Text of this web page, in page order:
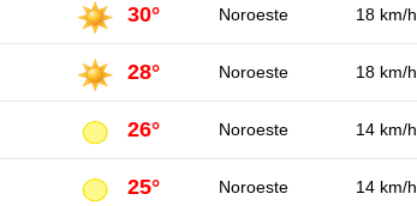
30° Noroeste 18 km/h
28° Noroeste 18 km/h
26° Noroeste 14 km/h
25° Noroeste 14 km/h